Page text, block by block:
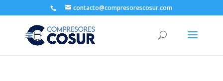
contacto@compresorescosur.com